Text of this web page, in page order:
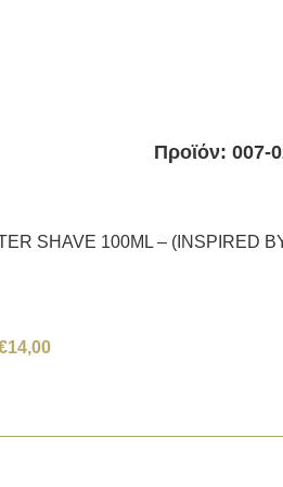
Προϊόν: 007-
SHAVE 100ML – (INSPIRED
14,00